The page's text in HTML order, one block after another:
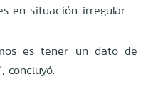
en situación irregular.
es tener un dato de
concluyó.